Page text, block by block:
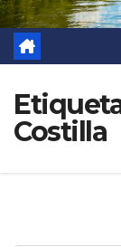
Costilla